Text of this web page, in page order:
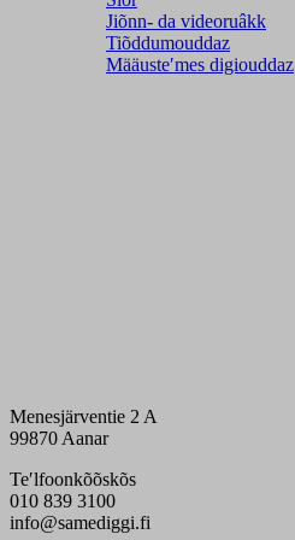
Jiõnn- da videoruâkk
Tiõddumouddaz
Määusteʹmes digiouddaz
Menesjärventie 2 A
99870 Aanar
Teʹlfoonkõõskõs
010 839 3100
info@samediggi.fi